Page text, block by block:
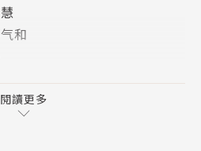
和
法的根本，缺一不可。
閱讀更多